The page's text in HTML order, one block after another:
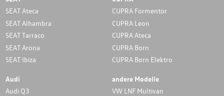
SEAT Ateca
SEAT Alhambra
SEAT Tarraco
SEAT Arona
SEAT Ibiza
CUPRA Formentor
CUPRA Leon
CUPRA Ateca
CUPRA Born
CUPRA Born Elektro
Audi
Audi Q3
andere Modelle
VW LNF Multivan